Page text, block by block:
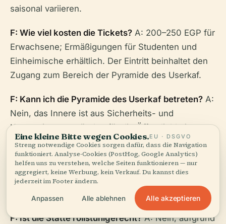
saisonal variieren.
F: Wie viel kosten die Tickets? A: 200–250 EGP für
Erwachsene; Ermäßigungen für Studenten und
Einheimische erhältlich. Der Eintritt beinhaltet den
Zugang zum Bereich der Pyramide des Userkaf.
F: Kann ich die Pyramide des Userkaf betreten? A:
Nein, das Innere ist aus Sicherheits- und
Konservierungsgründen für die Öffentlichkeit
geschlossen.
F: Sind Führungen verfügbar?A: Ja, Führer
können am Eingang arrangiert oder im Voraus
gebucht werden.
F: Ist die Stätte rollstuhlgerecht?A: Nein, aufgrund
Eine kleine Bitte wegen Cookies.EU · DSGVO
Streng notwendige Cookies sorgen dafür, dass die Navigation
funktioniert. Analyse-Cookies (PostHog, Google Analytics)
helfen uns zu verstehen, welche Seiten funktionieren — nur
aggregiert, keine Werbung, kein Verkauf. Du kannst dies
jederzeit im Footer ändern.
Anpassen Alle ablehnen Alle akzeptieren